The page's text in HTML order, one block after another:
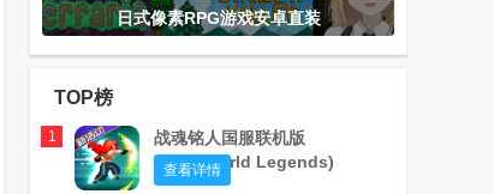
日式像素RPG游戏安卓直装
TOP榜
1
战魂铭人国服联机版
(Otherworld Legends)
查看详情